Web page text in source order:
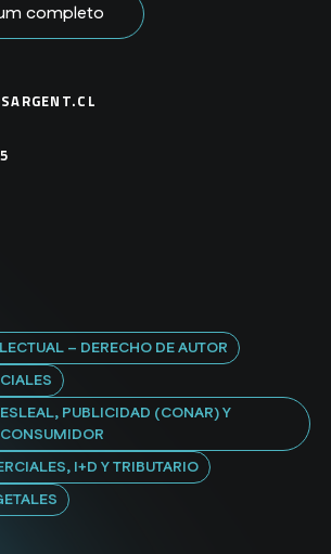
completo
– DERECHO DE AUTOR
PUBLICIDAD (CONAR) Y
I+D Y TRIBUTARIO